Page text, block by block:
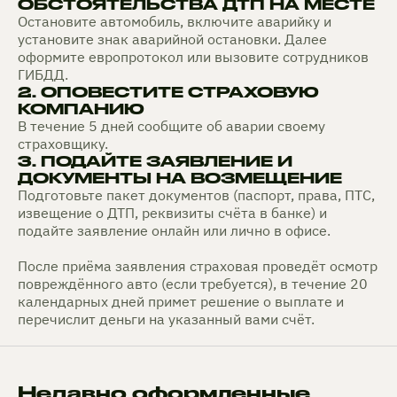
ОБСТОЯТЕЛЬСТВА ДТП НА МЕСТЕ
Остановите автомобиль, включите аварийку и
установите знак аварийной остановки. Далее
оформите европротокол или вызовите сотрудников
ГИБДД.
2. ОПОВЕСТИТЕ СТРАХОВУЮ
КОМПАНИЮ
В течение 5 дней сообщите об аварии своему
страховщику.
3. ПОДАЙТЕ ЗАЯВЛЕНИЕ И
ДОКУМЕНТЫ НА ВОЗМЕЩЕНИЕ
Подготовьте пакет документов (паспорт, права, ПТС,
извещение о ДТП, реквизиты счёта в банке) и
подайте заявление онлайн или лично в офисе.
После приёма заявления страховая проведёт осмотр
повреждённого авто (если требуется), в течение 20
календарных дней примет решение о выплате и
перечислит деньги на указанный вами счёт.
Недавно оформленные